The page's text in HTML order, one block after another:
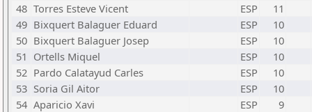
48 Torres Esteve Vicent ESP
11
49 Bixquert Balaguer Eduard ESP
10
50 Bixquert Balaguer Josep ESP
10
51 Ortells Miquel ESP
10
52 Pardo Calatayud Carles ESP
10
53 Soria Gil Aitor ESP
10
54 Aparicio Xavi ESP
9